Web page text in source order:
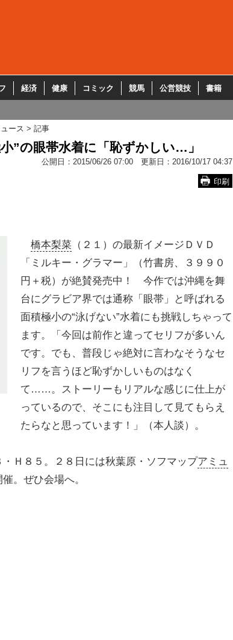
経済 健康 コミック 競馬 公営競技 書籍
ース 記事
”の眼帯水着に「恥ずかしい…」
公開日： 2015/06/26 07:00 更新日： 2016/10/17 04:37
印刷
橋本梨菜 （２１）の最新イメージＤＶＤ
「ミルキー・グラマー」（竹書房、３９９０
円＋税）が絶賛発売中！ 今作では沖縄を舞
台にグラビア界では通称「眼帯」と呼ばれる
面積極小の“泳げない”水着にも挑戦しちゃって
ます。「今回は前作と違ってセリフが多いん
です。でも、普段じゃ絶対に言わなそうなセ
リフを言うほど恥ずかしいものはなく
て……。ストーリーもリアルな感じに仕上が
っているので、そこにも注目して見てもらえ
たらなと思っています！」（本人談）。
Ｈ８５。２８日には秋葉原・ソフマップアミュ
。ぜひ会場へ。